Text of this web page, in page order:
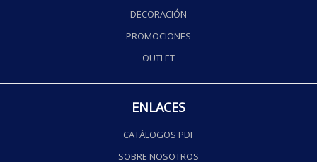
DECORACIÓN
PROMOCIONES
OUTLET
ENLACES
CATÁLOGOS PDF
SOBRE NOSOTROS